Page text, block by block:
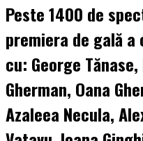
Peste 1400 de
premiera de gală a
cu: George
Gherman, Oana
Azaleea Necula,